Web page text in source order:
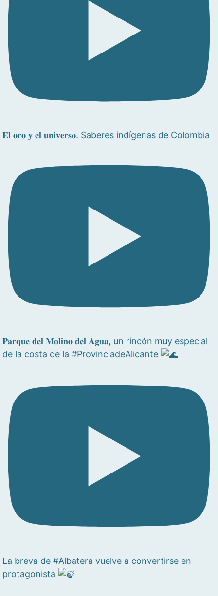
𝐄𝐥 𝐨𝐫𝐨 𝐲 𝐞𝐥 𝐮𝐧𝐢𝐯𝐞𝐫𝐬𝐨. Saberes indígenas de Colombia
𝐏𝐚𝐫𝐪𝐮𝐞 𝐝𝐞𝐥 𝐌𝐨𝐥𝐢𝐧𝐨 𝐝𝐞𝐥 𝐀𝐠𝐮𝐚, un rincón muy especial
de la costa de la #ProvinciadeAlicante
La breva de #Albatera vuelve a convertirse en
protagonista